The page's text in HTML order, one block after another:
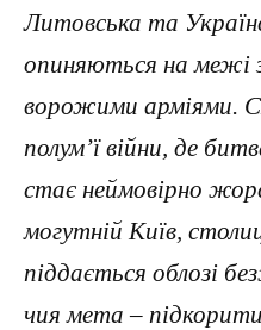
Литовська та
опиняються на межі
ворожими арміями.
полум’ї війни, де
стає неймовірно
могутній Київ,
піддається облозі
чия мета – підкорити